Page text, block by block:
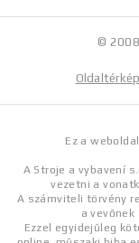
©
Oldaltérkép
Ez a
A Stroje a vybavení
vezetni a
A számviteli törvény
a
Ezzel egyidejűleg